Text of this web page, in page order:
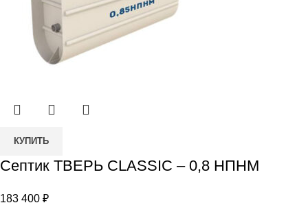
Количество
Септик
CLASSIC
КУПИТЬ
Септик ТВЕРЬ CLASSIC – 0,8 НПНМ
183 400 ₽